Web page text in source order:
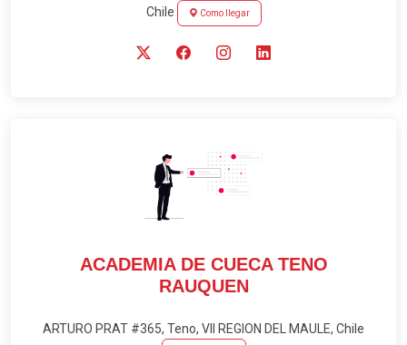
Chile
Como llegar
ACADEMIA DE CUECA TENO
RAUQUEN
ARTURO PRAT #365, Teno, VII REGION DEL MAULE, Chile